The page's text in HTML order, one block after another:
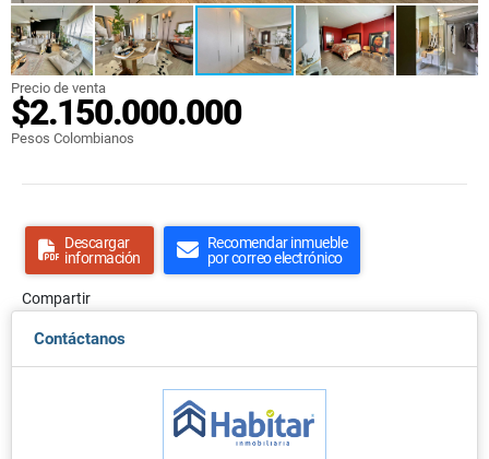
Precio de venta
$2.150.000.000
Pesos Colombianos
Descargar
información
Recomendar inmueble
por correo electrónico
Compartir
Contáctanos